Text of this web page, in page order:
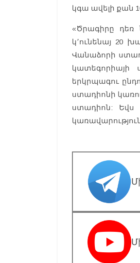
կգա ավելի քան
«Ծրագիրը դեռ
կ՚ունենայ 20
Վանաձորի
կատեգորիայի
երկրպագու
ստադիոնի
ստադիոն: Եվս